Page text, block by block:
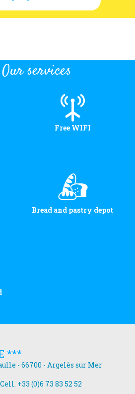
Our services
Free WIFI
Bread and pastry depot
***
- 66700 - Argelès sur Mer
Cell. +33 (0)6 73 83 52 52